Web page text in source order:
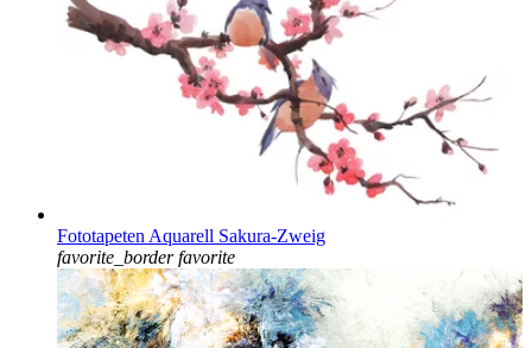
Fototapeten Aquarell Sakura-Zweig
favorite_border favorite